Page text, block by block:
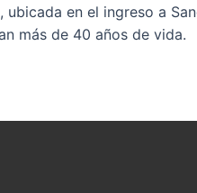
ubicada en el ingreso a
más de 40 años de vida.